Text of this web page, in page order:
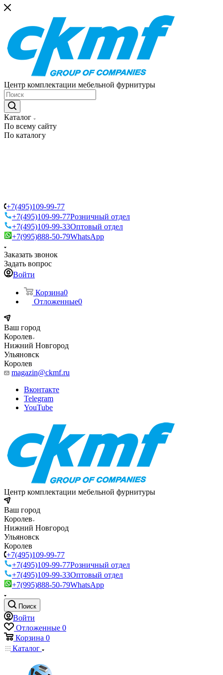
Центр комплектации мебельной фурнитуры
Каталог
По всему сайту
По каталогу
+7(495)109-99-77
+7(495)109-99-77Розничный отдел
+7(495)109-99-33Оптовый отдел
+7(995)888-50-79WhatsApp
Заказать звонок
Задать вопрос
Войти
Корзина0
Отложенные0
Ваш город
Королев
Нижний Новгород
Ульяновск
Королев
magazin@ckmf.ru
Вконтакте
Telegram
YouTube
Центр комплектации мебельной фурнитуры
Ваш город
Королев
Нижний Новгород
Ульяновск
Королев
+7(495)109-99-77
+7(495)109-99-77Розничный отдел
+7(495)109-99-33Оптовый отдел
+7(995)888-50-79WhatsApp
Поиск
Войти
Отложенные 0
Корзина 0
Каталог